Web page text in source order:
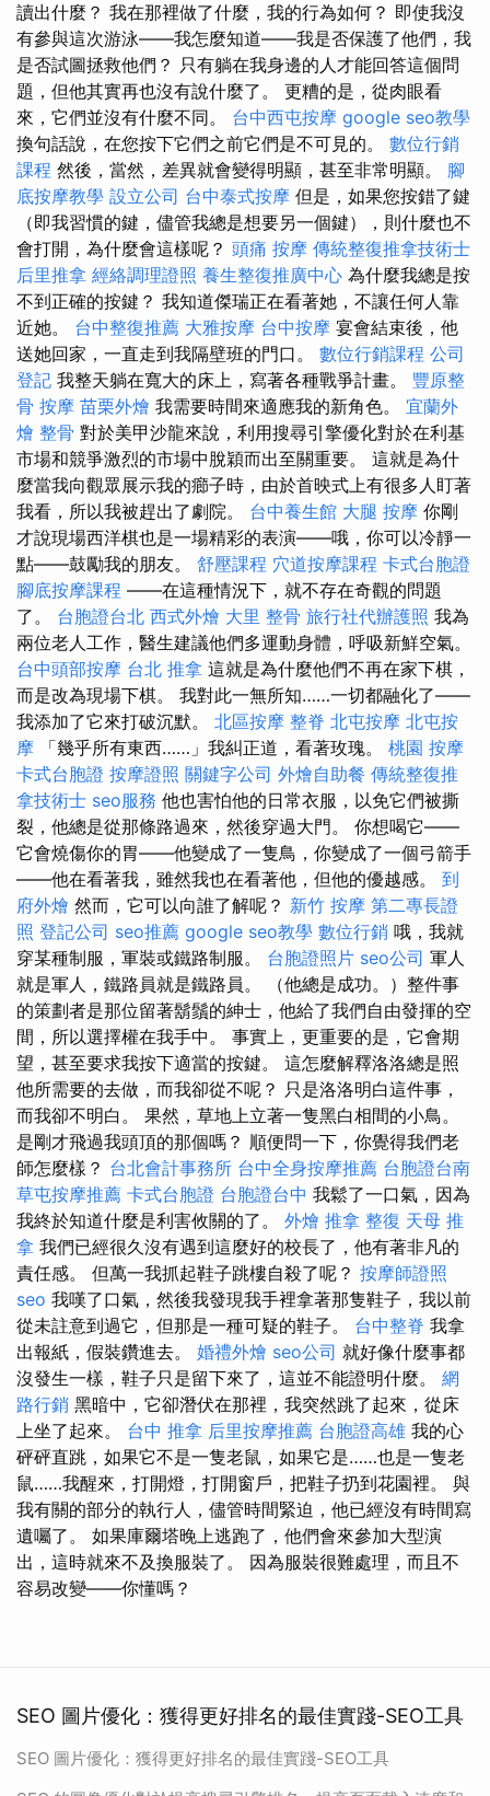
讀出什麼？ 我在那裡做了什麼，我的行為如何？ 即使我沒
有參與這次游泳——我怎麼知道——我是否保護了他們，我
是否試圖拯救他們？ 只有躺在我身邊的人才能回答這個問
題，但他其實再也沒有說什麼了。 更糟的是，從肉眼看
來，它們並沒有什麼不同。 台中西屯按摩 google seo教學
換句話說，在您按下它們之前它們是不可見的。 數位行銷
課程 然後，當然，差異就會變得明顯，甚至非常明顯。 腳
底按摩教學 設立公司 台中泰式按摩 但是，如果您按錯了鍵
（即我習慣的鍵，儘管我總是想要另一個鍵），則什麼也不
會打開，為什麼會這樣呢？ 頭痛 按摩 傳統整復推拿技術士
后里推拿 經絡調理證照 養生整復推廣中心 為什麼我總是按
不到正確的按鍵？ 我知道傑瑞正在看著她，不讓任何人靠
近她。 台中整復推薦 大雅按摩 台中按摩 宴會結束後，他
送她回家，一直走到我隔壁班的門口。 數位行銷課程 公司
登記 我整天躺在寬大的床上，寫著各種戰爭計畫。 豐原整
骨 按摩 苗栗外燴 我需要時間來適應我的新角色。 宜蘭外
燴 整骨 對於美甲沙龍來說，利用搜尋引擎優化對於在利基
市場和競爭激烈的市場中脫穎而出至關重要。 這就是為什
麼當我向觀眾展示我的癤子時，由於首映式上有很多人盯著
我看，所以我被趕出了劇院。 台中養生館 大腿 按摩 你剛
才說現場西洋棋也是一場精彩的表演——哦，你可以冷靜一
點——鼓勵我的朋友。 舒壓課程 穴道按摩課程 卡式台胞證
腳底按摩課程 ——在這種情況下，就不存在奇觀的問題
了。 台胞證台北 西式外燴 大里 整骨 旅行社代辦護照 我為
兩位老人工作，醫生建議他們多運動身體，呼吸新鮮空氣。
台中頭部按摩 台北 推拿 這就是為什麼他們不再在家下棋，
而是改為現場下棋。 我對此一無所知……一切都融化了——
我添加了它來打破沉默。 北區按摩 整脊 北屯按摩 北屯按
摩 「幾乎所有東西……」我糾正道，看著玫瑰。 桃園 按摩
卡式台胞證 按摩證照 關鍵字公司 外燴自助餐 傳統整復推
拿技術士 seo服務 他也害怕他的日常衣服，以免它們被撕
裂，他總是從那條路過來，然後穿過大門。 你想喝它——
它會燒傷你的胃——他變成了一隻鳥，你變成了一個弓箭手
——他在看著我，雖然我也在看著他，但他的優越感。 到
府外燴 然而，它可以向誰了解呢？ 新竹 按摩 第二專長證
照 登記公司 seo推薦 google seo教學 數位行銷 哦，我就
穿某種制服，軍裝或鐵路制服。 台胞證照片 seo公司 軍人
就是軍人，鐵路員就是鐵路員。 （他總是成功。）整件事
的策劃者是那位留著鬍鬚的紳士，他給了我們自由發揮的空
間，所以選擇權在我手中。 事實上，更重要的是，它會期
望，甚至要求我按下適當的按鍵。 這怎麼解釋洛洛總是照
他所需要的去做，而我卻從不呢？ 只是洛洛明白這件事，
而我卻不明白。 果然，草地上立著一隻黑白相間的小鳥。
是剛才飛過我頭頂的那個嗎？ 順便問一下，你覺得我們老
師怎麼樣？ 台北會計事務所 台中全身按摩推薦 台胞證台南
草屯按摩推薦 卡式台胞證 台胞證台中 我鬆了一口氣，因為
我終於知道什麼是利害攸關的了。 外燴 推拿 整復 天母 推
拿 我們已經很久沒有遇到這麼好的校長了，他有著非凡的
責任感。 但萬一我抓起鞋子跳樓自殺了呢？ 按摩師證照
seo 我嘆了口氣，然後我發現我手裡拿著那隻鞋子，我以前
從未註意到過它，但那是一種可疑的鞋子。 台中整脊 我拿
出報紙，假裝鑽進去。 婚禮外燴 seo公司 就好像什麼事都
沒發生一樣，鞋子只是留下來了，這並不能證明什麼。 網
路行銷 黑暗中，它卻潛伏在那裡，我突然跳了起來，從床
上坐了起來。 台中 推拿 后里按摩推薦 台胞證高雄 我的心
砰砰直跳，如果它不是一隻老鼠，如果它是……也是一隻老
鼠……我醒來，打開燈，打開窗戶，把鞋子扔到花園裡。 與
我有關的部分的執行人，儘管時間緊迫，他已經沒有時間寫
遺囑了。 如果庫爾塔晚上逃跑了，他們會來參加大型演
出，這時就來不及換服裝了。 因為服裝很難處理，而且不
容易改變——你懂嗎？
SEO 圖片優化：獲得更好排名的最佳實踐-SEO工具
SEO 圖片優化：獲得更好排名的最佳實踐-SEO工具